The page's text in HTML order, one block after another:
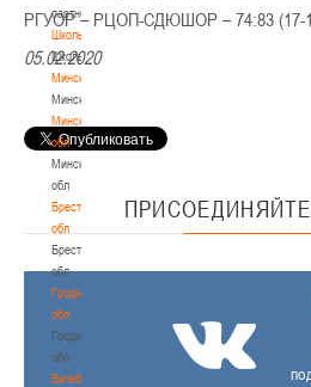
партнеры
Школы
Школы
Минск
Минск
Минская
обл
Минская
обл
Брестская
обл
Брестская
обл
Гродненская
обл
Гродненская
обл
Витебская
РГУОР – РЦОП-СДЮШОР – 74:83 (17-
05.02.2020